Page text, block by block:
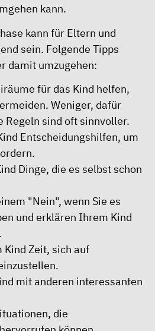
kann.
kann für Eltern und
sein. Folgende Tipps
damit umzugehen:
für das Kind helfen,
Weniger, dafür
Regeln sind oft sinnvoller.
Entscheidungshilfen, um
Dinge, die es selbst schon
"Nein", wenn Sie es
und erklären Ihrem Kind
Kind Zeit, sich auf
mit anderen interessanten
die